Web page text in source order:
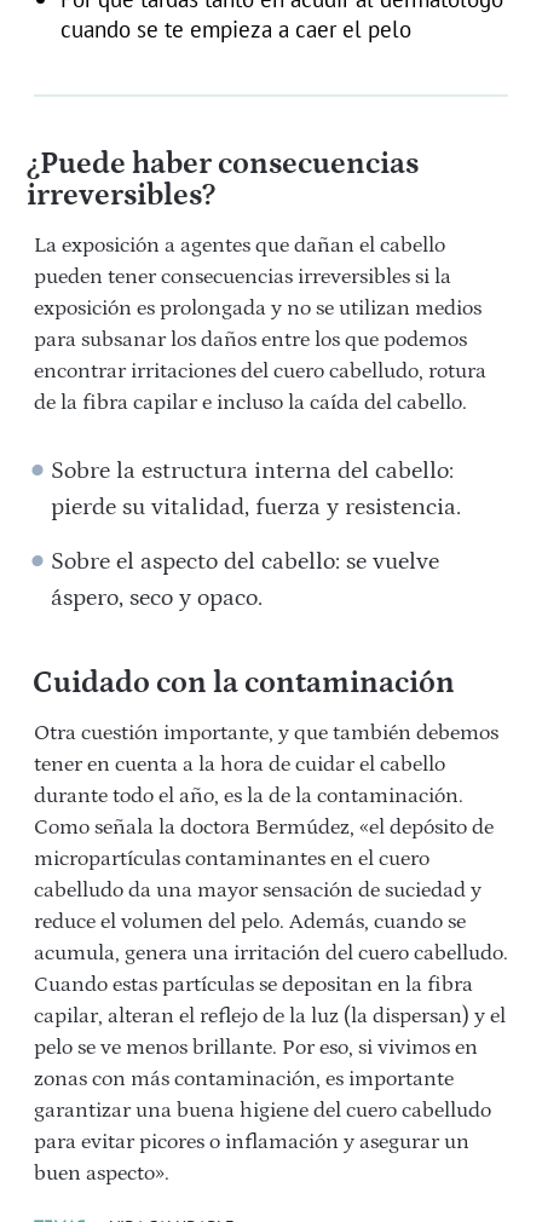
cuando se te empieza a caer el pelo
¿Puede haber consecuencias
irreversibles?
La exposición a agentes que dañan el cabello
pueden tener consecuencias irreversibles si la
exposición es prolongada y no se utilizan medios
para subsanar los daños entre los que podemos
encontrar irritaciones del cuero cabelludo, rotura
de la fibra capilar e incluso la caída del cabello.
Sobre la estructura interna del cabello:
pierde su vitalidad, fuerza y resistencia.
Sobre el aspecto del cabello: se vuelve
áspero, seco y opaco.
Cuidado con la contaminación
Otra cuestión importante, y que también debemos
tener en cuenta a la hora de cuidar el cabello
durante todo el año, es la de la contaminación.
Como señala la doctora Bermúdez, «el depósito de
micropartículas contaminantes en el cuero
cabelludo da una mayor sensación de suciedad y
reduce el volumen del pelo. Además, cuando se
acumula, genera una irritación del cuero cabelludo.
Cuando estas partículas se depositan en la fibra
capilar, alteran el reflejo de la luz (la dispersan) y el
pelo se ve menos brillante. Por eso, si vivimos en
zonas con más contaminación, es importante
garantizar una buena higiene del cuero cabelludo
para evitar picores o inflamación y asegurar un
buen aspecto».